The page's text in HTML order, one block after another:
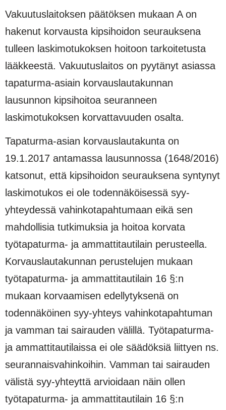
Vakuutuslaitoksen päätöksen mukaan A on
hakenut korvausta kipsihoidon seurauksena
tulleen laskimotukoksen hoitoon tarkoitetusta
lääkkeestä. Vakuutuslaitos on pyytänyt asiassa
tapaturma-asiain korvauslautakunnan
lausunnon kipsihoitoa seuranneen
laskimotukoksen korvattavuuden osalta.
Tapaturma-asian korvauslautakunta on
19.1.2017 antamassa lausunnossa (1648/2016)
katsonut, että kipsihoidon seurauksena syntynyt
laskimotukos ei ole todennäköisessä syy-
yhteydessä vahinkotapahtumaan eikä sen
mahdollisia tutkimuksia ja hoitoa korvata
työtapaturma- ja ammattitautilain perusteella.
Korvauslautakunnan perustelujen mukaan
työtapaturma- ja ammattitautilain 16 §:n
mukaan korvaamisen edellytyksenä on
todennäköinen syy-yhteys vahinkotapahtuman
ja vamman tai sairauden välillä. Työtapaturma-
ja ammattitautilaissa ei ole säädöksiä liittyen ns.
seurannaisvahinkoihin. Vamman tai sairauden
välistä syy-yhteyttä arvioidaan näin ollen
työtapaturma- ja ammattitautilain 16 §:n